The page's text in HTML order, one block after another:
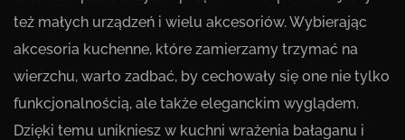
też małych urządzeń i wielu akcesoriów. Wybierając
akcesoria kuchenne, które zamierzamy trzymać na
wierzchu, warto zadbać, by cechowały się one nie tylko
funkcjonalnością, ale także eleganckim wyglądem.
Dzięki temu unikniesz w kuchni wrażenia bałaganu i